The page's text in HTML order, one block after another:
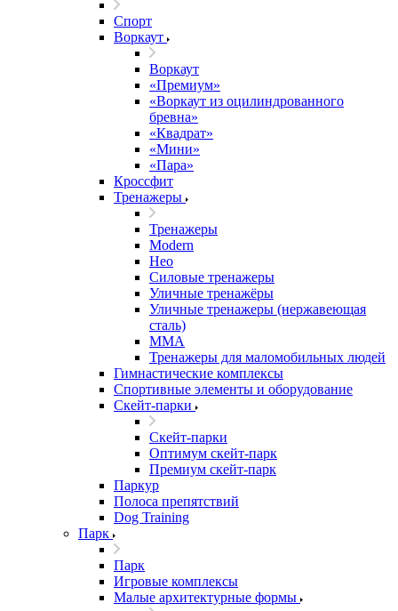
Спорт
Воркаут
Воркаут
«Премиум»
«Воркаут из оцилиндрованного
бревна»
«Квадрат»
«Мини»
«Пара»
Кроссфит
Тренажеры
Тренажеры
Modern
Нео
Силовые тренажеры
Уличные тренажёры
Уличные тренажеры (нержавеющая
сталь)
ММА
Тренажеры для маломобильных людей
Гимнастические комплексы
Спортивные элементы и оборудование
Скейт-парки
Скейт-парки
Оптимум скейт-парк
Премиум скейт-парк
Паркур
Полоса препятствий
Dog Training
Парк
Парк
Игровые комплексы
Малые архитектурные формы